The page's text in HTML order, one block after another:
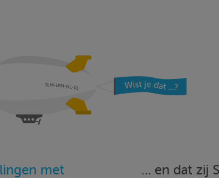
met
… en dat zij